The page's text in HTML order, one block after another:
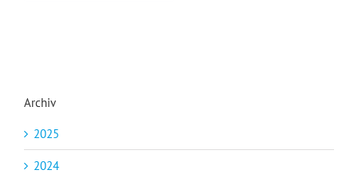
Archiv
2025
2024